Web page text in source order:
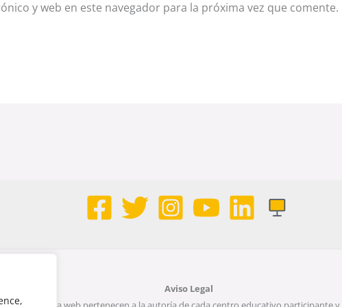
y web en este navegador para la próxima vez que comente.
Aviso Legal